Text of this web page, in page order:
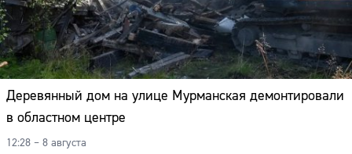
Деревянный дом на улице Мурманская демонтировали
в областном центре
12:28 – 8 августа